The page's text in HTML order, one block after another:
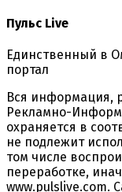
Пульс Live
Единственный в
портал
Вся информация,
Рекламно-
охраняется в
не подлежит
том числе
переработке,
www.pulslive.com.